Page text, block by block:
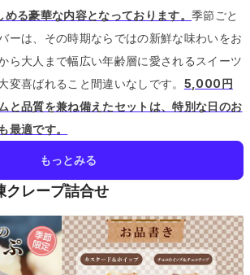
める豪華な内容となっております。季節ごと
ーは、その時期ならではの新鮮な味わいをお
ら大人まで幅広い年齢層に愛されるスイーツ
変喜ばれること間違いなしです。 5,000円
と品質を兼ね備えたセットは、特別な日のお
最適です。
もっとみる
クレープ詰合せ